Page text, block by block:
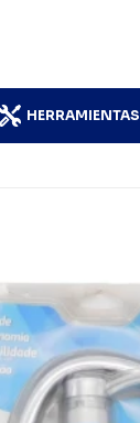
HERRAMIENTAS